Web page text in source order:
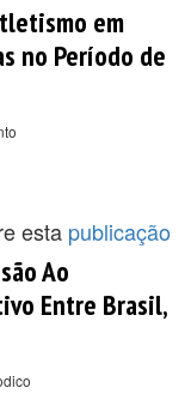
em
no Período de
esta publicação
Ao
Entre Brasil,